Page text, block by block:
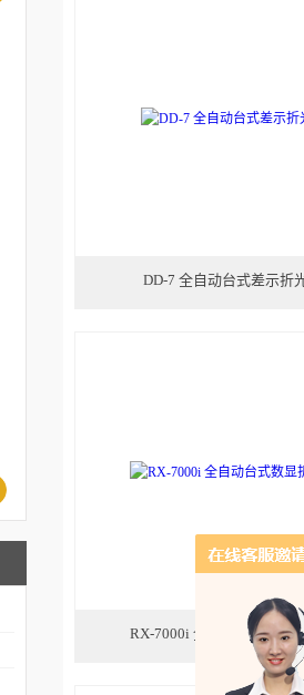
DD-7 全自动台式差示折
RX-7000i 全自动台式数显